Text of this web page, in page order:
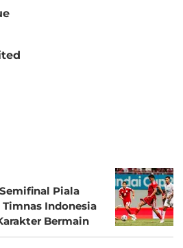
Piala
Indonesia
Bermain